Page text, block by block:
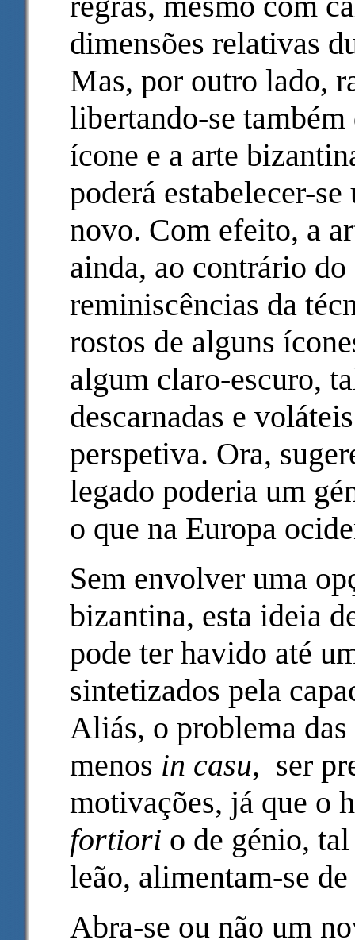
dimensões relativas
Mas, por outro lado,
libertando-se
ícone e a arte
poderá estabelecer-
novo. Com efeito, a
ainda, ao contrário
reminiscências da
rostos de alguns
algum claro-escuro,
descarnadas e
perspetiva. Ora,
legado poderia um
o que na Europa
Sem envolver uma
bizantina, esta ideia
pode ter havido até
sintetizados pela
Aliás, o problema
menos in casu, ser
motivações, já que o
fortiori o de génio,
leão, alimentam-se
Abra-se ou não um